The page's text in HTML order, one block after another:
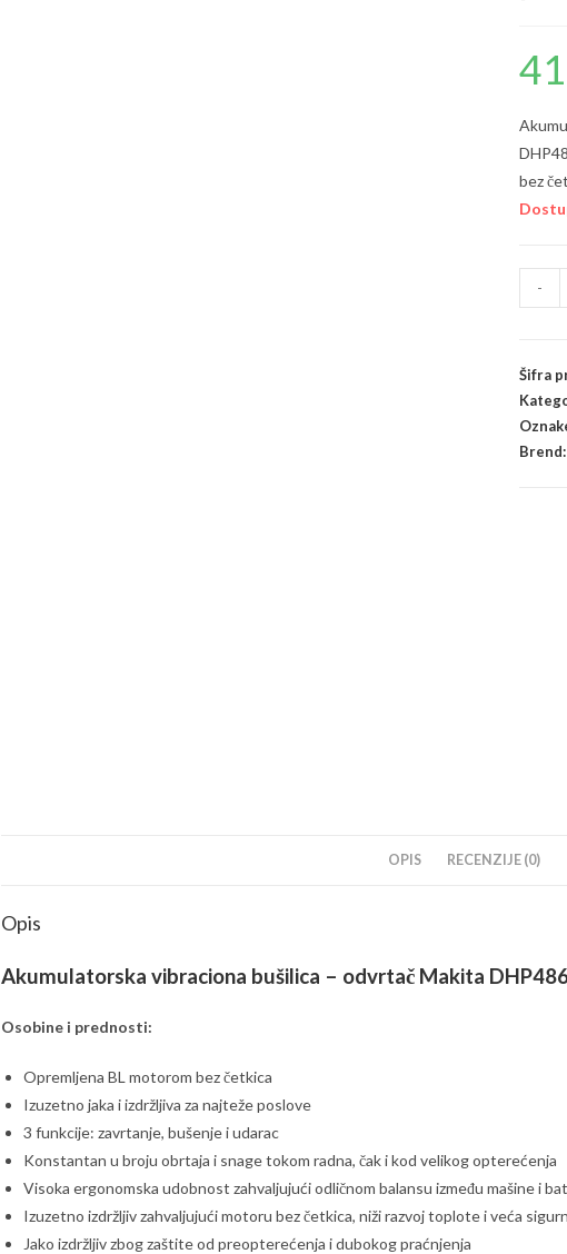
bez
bušilica
-
-
Šifra
Brend:
OPIS RECENZIJE (0)
Opis
Akumulatorska vibraciona bušilica – odvrtač Makita
Osobine i prednosti:
Opremljena BL motorom bez četkica
Izuzetno jaka i izdržljiva za najteže poslove
3 funkcije: zavrtanje, bušenje i udarac
Konstantan u broju obrtaja i snage tokom radna, čak i kod velikog opterećenja
Visoka ergonomska udobnost zahvaljujući odličnom balansu između mašine i
Izuzetno izdržljiv zahvaljujući motoru bez četkica, niži razvoj toplote i veća
Jako izdržljiv zbog zaštite od preopterećenja i dubokog praćnjenja